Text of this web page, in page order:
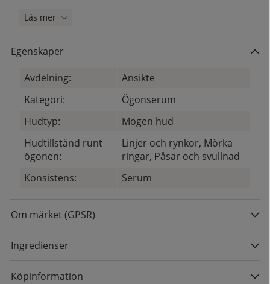
Läs mer
Egenskaper
Avdelning:
Ansikte
Kategori:
Ögonserum
Hudtyp:
Mogen hud
Hudtillstånd runt
ögonen:
Linjer och rynkor, Mörka
ringar, Påsar och svullnad
Konsistens:
Serum
Om märket (GPSR)
Ingredienser
Köpinformation